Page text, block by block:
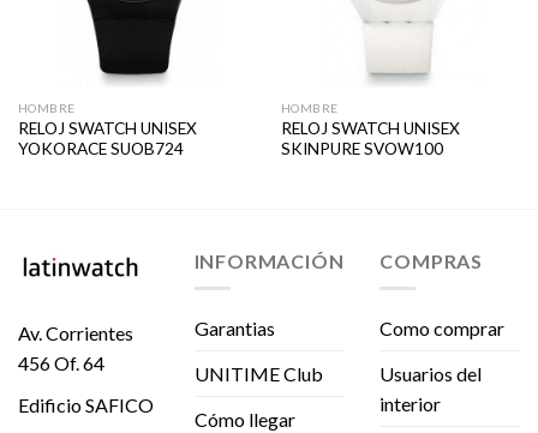
HOMBRE
RELOJ SWATCH UNISEX
YOKORACE SUOB724
HOMBRE
RELOJ SWATCH UNISEX
SKINPURE SVOW100
Av. Corrientes
456 Of. 64
Edificio SAFICO
INFORMACIÓN
Garantias
UNITIME Club
Cómo llegar
COMPRAS
Como comprar
Usuarios del
interior